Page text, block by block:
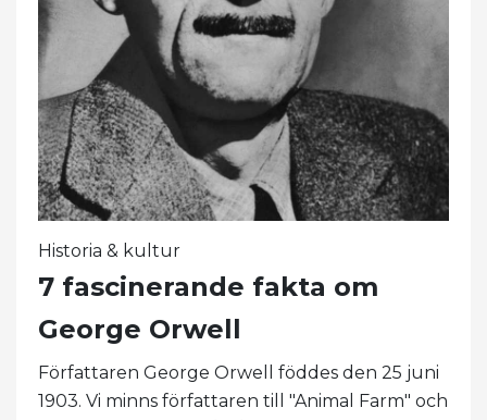
Historia & kultur
7 fascinerande fakta om
George Orwell
Författaren George Orwell föddes den 25 juni
1903. Vi minns författaren till "Animal Farm" och